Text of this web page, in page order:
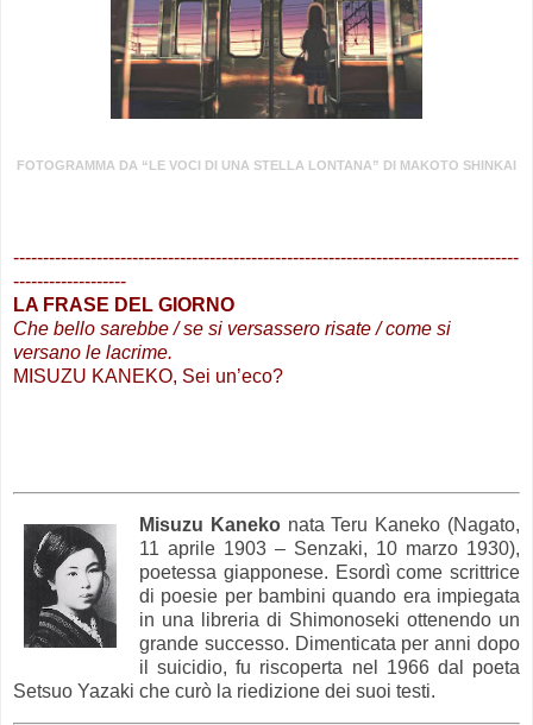
FOTOGRAMMA DA “LE VOCI DI UNA STELLA LONTANA” DI MAKOTO SHINKAI
-------------------------------------------------------------------------------------
-------------------
LA FRASE DEL GIORNO
Che bello sarebbe / se si versassero risate / come si
versano le lacrime.
MISUZU KANEKO, Sei un’eco?
Misuzu Kanekonata Teru Kaneko (Nagato,
11 aprile 1903 – Senzaki, 10 marzo 1930),
poetessa giapponese. Esordì come scrittrice
di poesie per bambini quando era impiegata
in una libreria di Shimonoseki ottenendo un
grande successo. Dimenticata per anni dopo
il suicidio, fu riscoperta nel 1966 dal poeta
Setsuo Yazaki che curò la riedizione dei suoi testi.